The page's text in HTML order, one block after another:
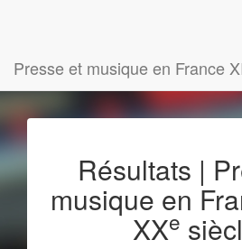
Presse et musique en France
Résultats |
musique en
XXe